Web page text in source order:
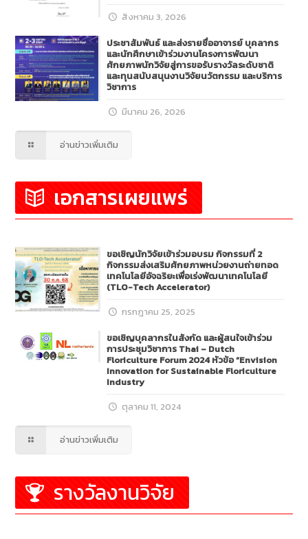
สิงหาคม 3, 2026
ประชาสัมพันธ์ และส่งรายชื่ออาจารย์ บุคลากร
และนักศึกษาเข้าร่วมงานโครงการพัฒนา
ศักยภาพนักวิจัยสู่การขอรับรางวัลระดับชาติ
และทุนสนับสนุนงานวิจัยนวัตกรรม และบริการ
วิชาการ
มีนาคม 26, 2026
อ่านข่าวเพิ่มเติม
เอกสารเผยแพร่
ขอเชิญนักวิจัยเข้าร่วมอบรม กิจกรรมที่ 2
กิจกรรมส่งเสริมศักยภาพหน่วยงานถ่ายทอด
เทคโนโลยีอัจฉริยะเพื่อเร่งพัฒนาเทคโนโลยี
(TLO-Tech Accelerator)
กรกฎาคม 25, 2025
ขอเชิญบุคลากรในสังกัด และผู้สนใจเข้าร่วม
การประชุมวิชาการ Thai – Dutch
Floriculture Forum 2024 หัวข้อ “Envision
Innovation for Sustainable Floriculture
Industry
ตุลาคม 11, 2024
อ่านข่าวเพิ่มเติม
รางวัลงานวิจัย